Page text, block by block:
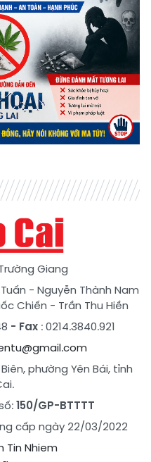
Giang
- Nguyễn Thành Nam
Chiến - Trần Thu Hiền
- Fax : 0214.3840.921
phường Yên Bái, tỉnh
150/GP-BTTTT
cấp ngày 22/03/2022